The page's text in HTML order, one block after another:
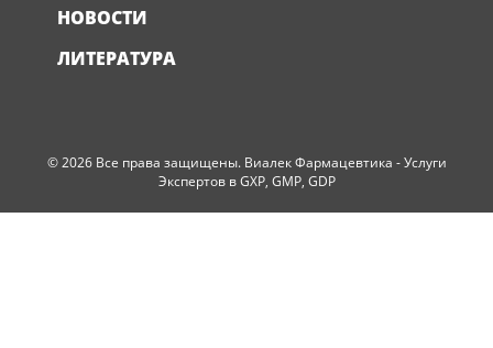
НОВОСТИ
ЛИТЕРАТУРА
© 2026 Все права защищены. Виалек Фармацевтика - Услуги
Экспертов в GXP, GMP, GDP